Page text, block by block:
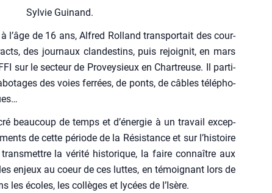
Syl­vie Gui­nand.
l’âge de 16 ans, Alfred Rol­land trans­por­tait des cour­
des jour­naux clan­des­tins, puis rejoi­gnit, en mars
sur le sec­teur de Pro­vey­sieux en Char­treuse. Il par­ti­
des voies fer­rées, de ponts, de câbles télé­pho­
beau­coup de temps et d’éner­gie à un tra­vail excep­
de cette période de la Résis­tance et sur l’his­toire
la véri­té his­to­rique, la faire connaître aux
enjeux au coeur de ces luttes, en témoi­gnant lors de
les écoles, les col­lèges et lycées de l’I­sère.